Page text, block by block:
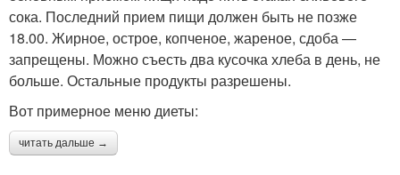
сока. Последний прием пищи должен быть не позже
18.00. Жирное, острое, копченое, жареное, сдоба —
запрещены. Можно съесть два кусочка хлеба в день, не
больше. Остальные продукты разрешены.
Вот примерное меню диеты:
читать дальше →